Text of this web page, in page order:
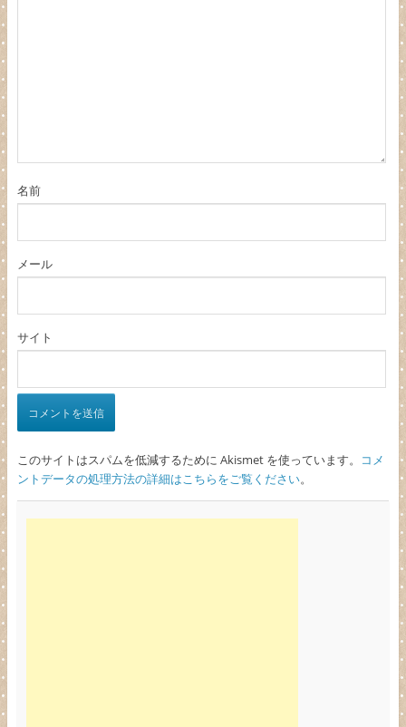
名前
メール
サイト
このサイトはスパムを低減するために Akismet を使っています。
コメ
ントデータの処理方法の詳細はこちらをご覧ください。